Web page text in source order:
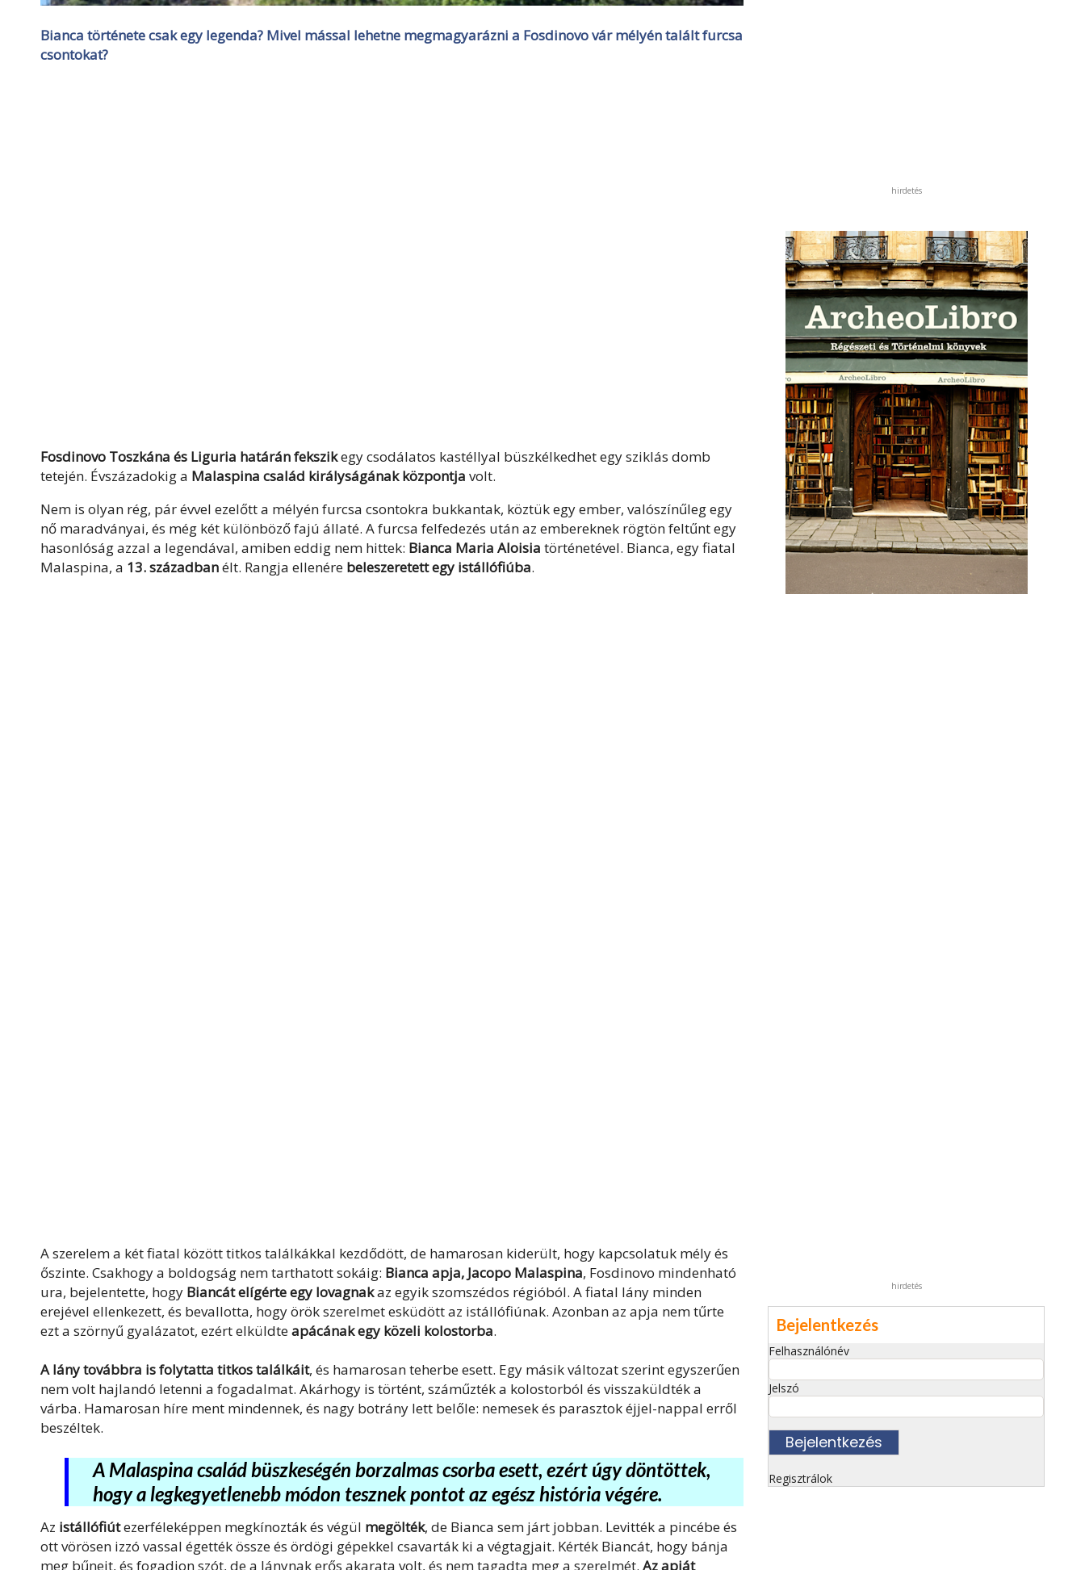
Bianca története csak egy legenda? Mivel mással lehetne megmagyarázni a Fosdinovo vár mélyén talált furcsa
csontokat?
Fosdinovo Toszkána és Liguria határán fekszikegy csodálatos kastéllyal büszkélkedhet egy sziklás domb
tetején. Évszázadokig a Malaspina család királyságának központja volt.
Nem is olyan rég, pár évvel ezelőtt a mélyén furcsa csontokra bukkantak, köztük egy ember, valószínűleg egy
nő maradványai, és még két különböző fajú állaté. A furcsa felfedezés után az embereknek rögtön feltűnt egy
hasonlóság azzal a legendával, amiben eddig nem hittek: Bianca Maria Aloisia történetével. Bianca, egy fiatal
Malaspina, a 13. századbanélt. Rangja ellenére beleszeretett egy istállófiúba.
A szerelem a két fiatal között titkos találkákkal kezdődött, de hamarosan kiderült, hogy kapcsolatuk mély és
őszinte. Csakhogy a boldogság nem tarthatott sokáig: Bianca apja, Jacopo Malaspina, Fosdinovo mindenható
ura, bejelentette, hogy Biancát elígérte egy lovagnakaz egyik szomszédos régióból. A fiatal lány minden
erejével ellenkezett, és bevallotta, hogy örök szerelmet esküdött az istállófiúnak. Azonban az apja nem tűrte
ezt a szörnyű gyalázatot, ezért elküldteapácának egy közeli kolostorba.
A lány továbbra is folytatta titkos találkáit, és hamarosan teherbe esett. Egy másik változat szerint egyszerűen
nem volt hajlandó letenni a fogadalmat. Akárhogy is történt, száműzték a kolostorból és visszaküldték a
várba. Hamarosan híre ment mindennek, és nagy botrány lett belőle: nemesek és parasztok éjjel-nappal erről
beszéltek.
A Malaspina család büszkeségén borzalmas csorba esett, ezért úgy döntöttek,
hogy a legkegyetlenebb módon tesznek pontot az egész história végére.
Az istállófiútezerféleképpen megkínozták és végül megölték, de Bianca sem járt jobban. Levitték a pincébe és
ott vörösen izzó vassal égették össze és ördögi gépekkel csavarták ki a végtagjait. Kérték Biancát, hogy bánja
meg bűneit, és fogadjon szót, de a lánynak erős akarata volt, és nem tagadta meg a szerelmét. Az apját
hirdetés
hirdetés
Bejelentkezés
Felhasználónév
Jelszó
Regisztrálok